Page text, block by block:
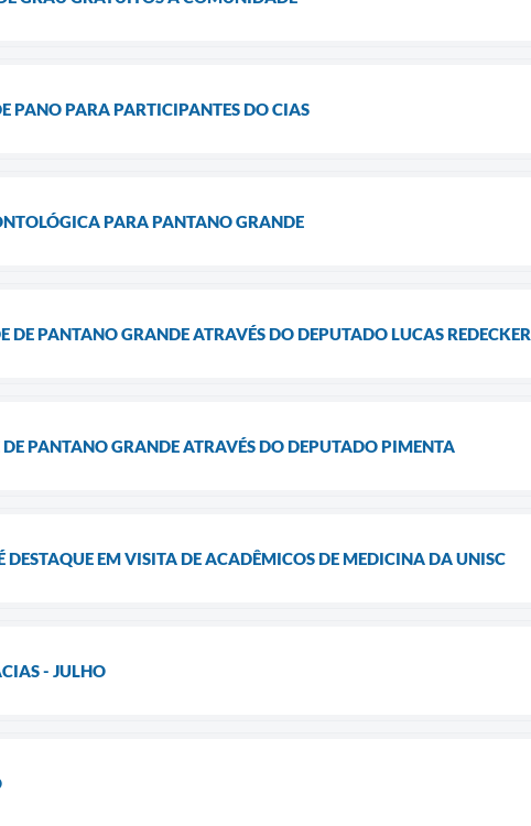
PANO PARA PARTICIPANTES DO CIAS
PARA PANTANO GRANDE
PANTANO GRANDE ATRAVÉS DO DEPUTADO LUCAS REDECKER
PANTANO GRANDE ATRAVÉS DO DEPUTADO PIMENTA
EM VISITA DE ACADÊMICOS DE MEDICINA DA UNISC
- JULHO